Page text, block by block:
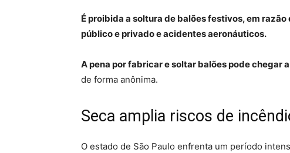
É proibida a soltura de balões festivos, em
público e privado e acidentes aeronáuticos.
A pena por fabricar e soltar balões pode chegar
de forma anônima.
Seca amplia riscos de
O estado de São Paulo enfrenta um período